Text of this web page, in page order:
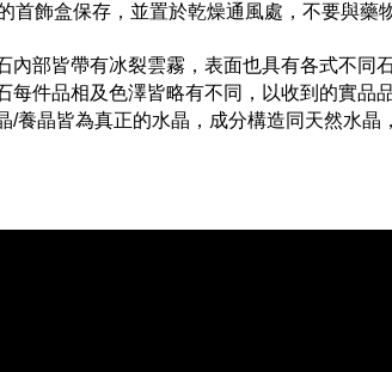
首飾盒保存，並置於乾燥通風處，不要與藥
內部皆帶有冰裂雲霧，表面也具有各式不同
每件品相及色澤皆略有不同，以收到的實品
/養晶皆為真正的水晶，成分構造同天然水晶